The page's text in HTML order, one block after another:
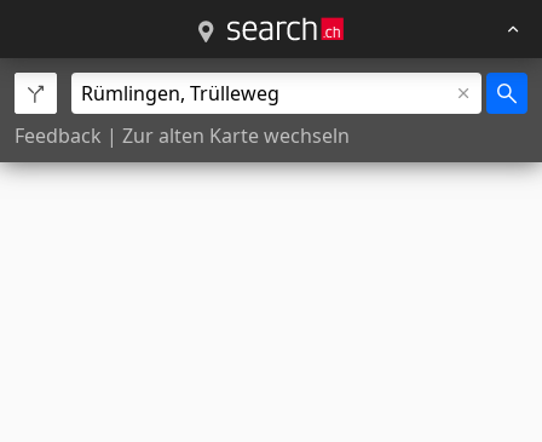
Feedback | Zur alten Karte wechseln